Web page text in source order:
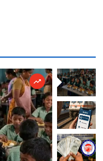
राष्ट्रीय